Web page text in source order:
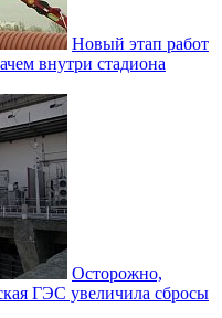
Новый этап работ
внутри стадиона
Осторожно,
ГЭС увеличила сбросы